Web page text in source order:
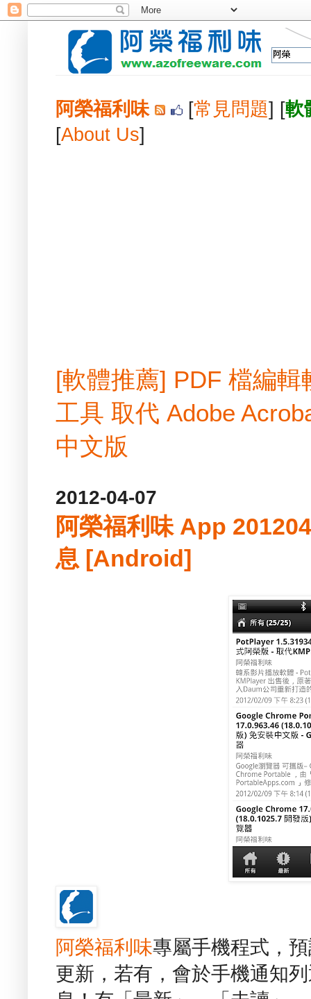
阿榮福利味 [常見問題] [軟
[About Us]
[軟體推薦] PDF 檔編
工具 取代 Adobe
中文版
2012-04-07
阿榮福利味 App
息 [Android]
阿榮福利味專屬手機程式，
更新，若有，會於手機通知